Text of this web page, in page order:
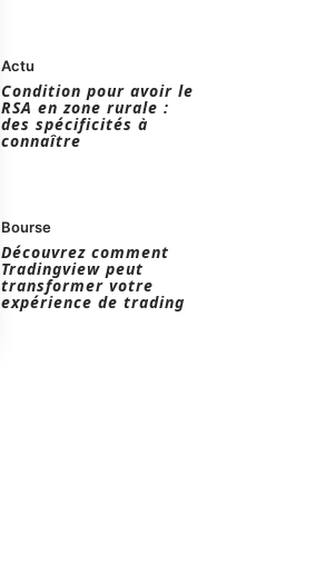
Actu
Condition pour avoir le
RSA en zone rurale :
des spécificités à
connaître
Bourse
Découvrez comment
Tradingview peut
transformer votre
expérience de trading